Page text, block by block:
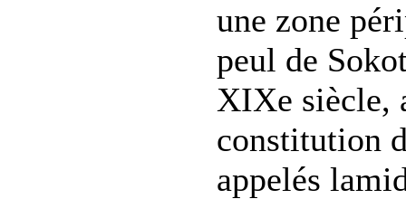
une zone
peul de
XIXe siècle,
constitution
appelés